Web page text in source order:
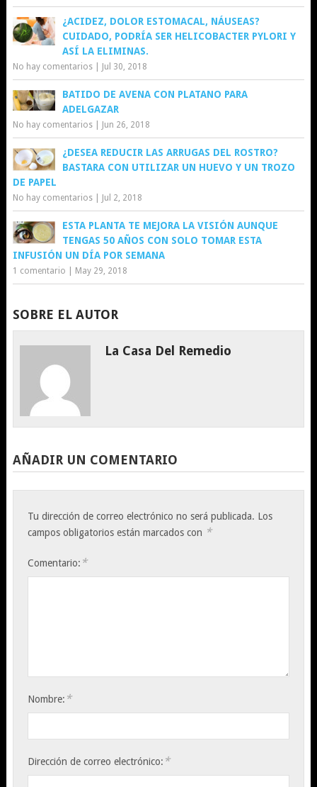
¿ACIDEZ, DOLOR ESTOMACAL, NÁUSEAS?
CUIDADO, PODRÍA SER HELICOBACTER PYLORI Y
ASÍ LA ELIMINAS.
No hay comentarios| Jul 30, 2018
BATIDO DE AVENA CON PLATANO PARA
ADELGAZAR
No hay comentarios| Jun 26, 2018
¿DESEA REDUCIR LAS ARRUGAS DEL ROSTRO?
BASTARA CON UTILIZAR UN HUEVO Y UN TROZO
DE PAPEL
No hay comentarios| Jul 2, 2018
ESTA PLANTA TE MEJORA LA VISIÓN AUNQUE
TENGAS 50 AÑOS CON SOLO TOMAR ESTA
INFUSIÓN UN DÍA POR SEMANA
1 comentario May 29, 2018
SOBRE EL AUTOR
La Casa Del Remedio
AÑADIR UN COMENTARIO
Tu dirección de correo electrónico no será publicada. Los
campos obligatorios están marcados con *
Comentario: *
Nombre: *
Dirección de correo electrónico: *